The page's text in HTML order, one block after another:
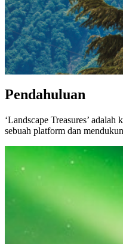
Pendahuluan
‘Landscape Treasures’
sebuah platform dan